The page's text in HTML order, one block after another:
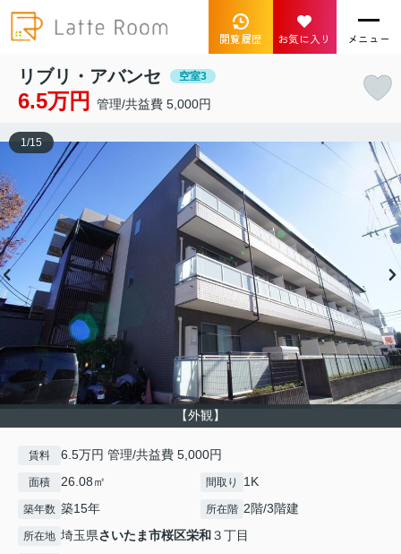
閲覧履歴 お気に入り メニュー
リブリ・アバンセ 空室3
6.5万円 管理/共益費 5,000円
【外観】
1 /15
賃料 6.5万円 管理/共益費 5,000円
面積 26.08㎡ 間取り 1K
築年数 築15年 所在階 2階/3階建
所在地 埼玉県さいたま市桜区栄和３丁目